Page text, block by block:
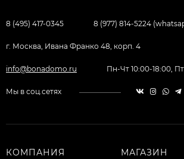
8 (495) 417-0345 8 (977) 814-5224
г. Москва, Ивана Франко 48, корп. 4
info@bonadomo.ru Пн-Чт 10:00-18:00,
Мы в соц.сетях
КОМПАНИЯ МАГАЗИН